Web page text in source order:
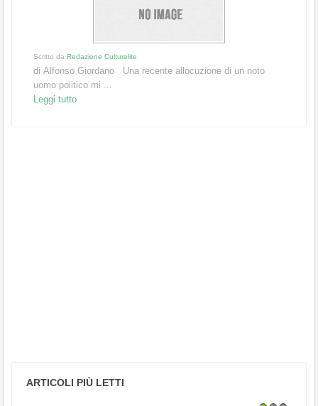
Scritto da Redazione Culturelite
di Alfonso Giordano Una recente allocuzione di un noto
uomo politico mi ...
Leggi tutto
ARTICOLI PIÙ LETTI